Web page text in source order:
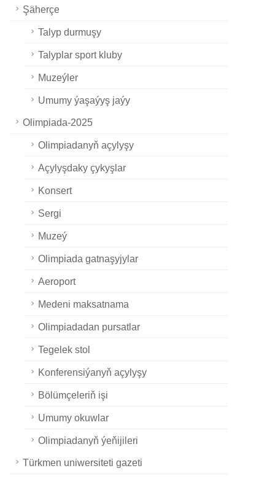
Şäherçe
Talyp durmuşy
Talyplar sport kluby
Muzeýler
Umumy ýaşaýyş jaýy
Olimpiada-2025
Olimpiadanyň açylyşy
Açylyşdaky çykyşlar
Konsert
Sergi
Muzeý
Olimpiada gatnaşyjylar
Aeroport
Medeni maksatnama
Olimpiadadan pursatlar
Tegelek stol
Konferensiýanyň açylyşy
Bölümçeleriň işi
Umumy okuwlar
Olimpiadanyň ýeňijileri
Türkmen uniwersiteti gazeti